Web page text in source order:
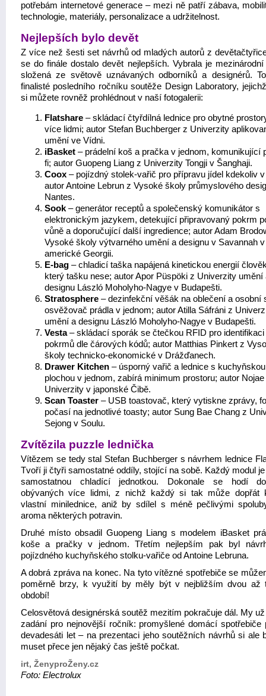
potřebám internetové generace – mezi ně patří zábava,
technologie, materiály, personalizace a udržitelnost.
Nejlepších bylo devět
Z více než šesti set návrhů od mladých autorů z
se do finále dostalo devět nejlepších. Vybrala je mezinárodní
složená ze světově uznávaných odborníků a designérů.
finalisté posledního ročníku soutěže Design Laboratory,
si můžete rovněž prohlédnout v naší fotogalerii:
Flatshare – skládací čtyřdílná lednice pro obytné
více lidmi; autor Stefan Buchberger z Univerzity
umění ve Vídni.
iBasket – prádelní koš a pračka v jednom, komunikující
fi; autor Guopeng Liang z Univerzity Tongji v Šanghaji.
Coox – pojízdný stolek-vařič pro přípravu jídel kdekoliv
autor Antoine Lebrun z Vysoké školy průmyslového
Nantes.
Sook – generátor receptů a společenský komunikátor s
elektronickým jazykem, detekující připravovaný pokrm
vůně a doporučující další ingredience; autor Adam
Vysoké školy výtvarného umění a designu v Savannah v
americké Georgii.
E-bag – chladicí taška napájená kinetickou energií
který tašku nese; autor Apor Püspöki z Univerzity umění
designu László Moholyho-Nagye v Budapešti.
Stratosphere – dezinfekční věšák na oblečení a osobní
osvěžovač prádla v jednom; autor Atilla Sáfráni z
umění a designu László Moholyho-Nagye v Budapešti.
Vesta– skládací sporák se čtečkou RFID pro identifikaci
pokrmů dle čárových kódů; autor Matthias Pinkert z
školy technicko-ekonomické v Drážďanech.
Drawer Kitchen – úsporný vařič a lednice s kuchyňskou
plochou v jednom, zabírá minimum prostoru; autor
Univerzity v japonské Čibě.
Scan Toaster – USB toastovač, který vytiskne zprávy,
počasí na jednotlivé toasty; autor Sung Bae Chang z
Sejong v Soulu.
Zvítězila puzzle lednička
Vítězem se tedy stal Stefan Buchberger s návrhem lednice
Tvoří ji čtyři samostatné oddíly, stojící na sobě. Každý modul
samostatnou chladící jednotkou. Dokonale se hodí
obývaných více lidmi, z nichž každý si tak může dopřát
vlastní minilednice, aniž by sdílel s méně pečlivými
aroma některých potravin.
Druhé místo obsadil Guopeng Liang s modelem iBasket
koše a pračky v jednom. Třetím nejlepším pak byl
pojízdného kuchyňského stolku-vařiče od Antoine Lebruna.
A dobrá zpráva na konec. Na tyto vítězné spotřebiče se
poměrně brzy, k využití by měly být v nejbližším dvou až
období!
Celosvětová designérská soutěž mezitím pokračuje dál. My
zadání pro nejnovější ročník: promyšlené domácí spotřebiče
devadesáti let – na prezentaci jeho soutěžních návrhů si ale
muset přece jen nějaký čas ještě počkat.
irt, ŽenyproŽeny.cz
Foto: Electrolux